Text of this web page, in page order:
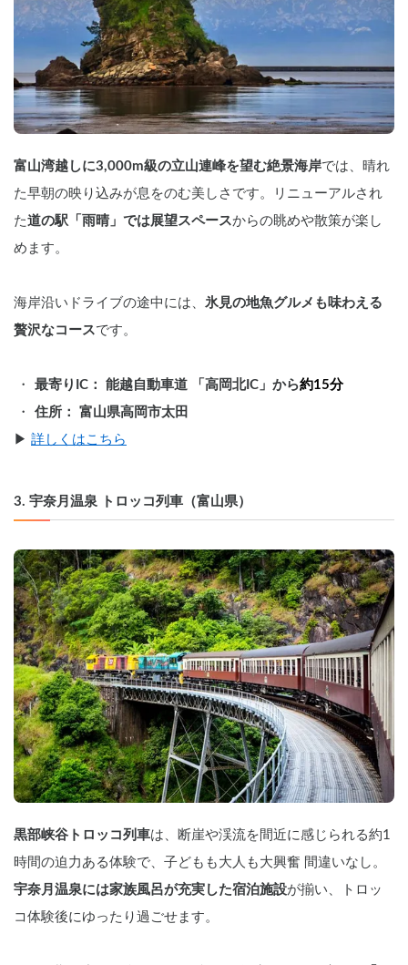
富山湾越しに3,000m級の立山連峰を望む絶景海岸では、晴れ
た早朝の映り込みが息をのむ美しさです。リニューアルされ
た道の駅「雨晴」では展望スペースからの眺めや散策が楽し
めます。
海岸沿いドライブの途中には、 氷見の地魚グルメも味わえる
贅沢なコースです。
最寄りIC： 能越自動車道 「高岡北IC」から約15分
住所： 富山県高岡市太田
▶︎ 詳しくはこちら
3. 宇奈月温泉 トロッコ列車（富山県）
黒部峡谷トロッコ列車は、断崖や渓流を間近に感じられる約1
時間の迫力ある体験で、子どもも大人も大興奮 間違いなし。
宇奈月温泉には家族風呂が充実した宿泊施設が揃い、トロッ
コ体験後にゆったり過ごせます。